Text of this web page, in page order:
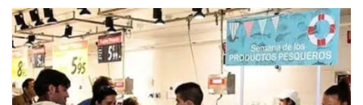
abril 23, 2025